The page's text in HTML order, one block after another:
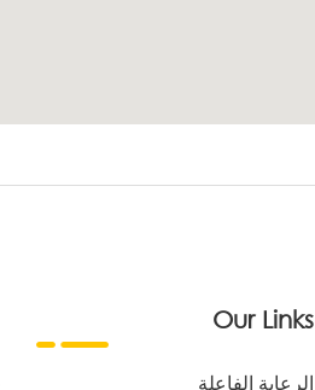
Our Links
الرعاية الفاعلة